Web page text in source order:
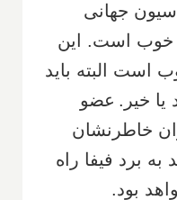
جهانی
خوب است. این
است البته باید
خیر. عضو
خاطرنشان
به برد فیفا راه
بود.